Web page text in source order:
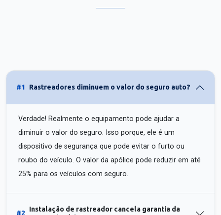
#1 Rastreadores diminuem o valor do seguro auto?
Verdade! Realmente o equipamento pode ajudar a
diminuir o valor do seguro. Isso porque, ele é um
dispositivo de segurança que pode evitar o furto ou
roubo do veículo. O valor da apólice pode reduzir em até
25% para os veículos com seguro.
#2
Instalação de rastreador cancela garantia da